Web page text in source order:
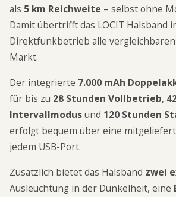
als 5 km Reichweite – selbst ohne
Damit übertrifft das LOCIT Halsband
Direktfunkbetrieb alle vergleichbaren
Markt.
Der integrierte 7.000 mAh
für bis zu 28 Stunden Vollbetrieb,
Intervallmodusund 120 Stunden
erfolgt bequem über eine
jedem USB-Port.
Zusätzlich bietet das Halsband zwei
Ausleuchtung in der Dunkelheit, eine